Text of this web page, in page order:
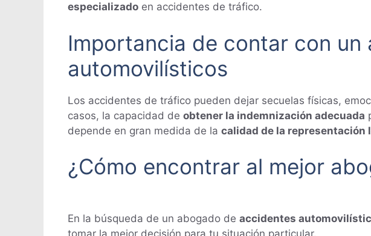
especializado en accidentes de tráfico.
Importancia de contar con
automovilísticos
Los accidentes de tráfico pueden dejar secuelas físicas,
casos, la capacidad de obtener la indemnización adecuada
depende en gran medida de la calidad de la representación
¿Cómo encontrar al mejor
En la búsqueda de un abogado de accidentes
tomar la mejor decisión para tu situación particular.